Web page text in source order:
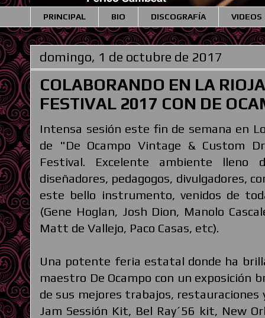
PRINCIPAL BIO DISCOGRAFÍA VIDEOS
domingo, 1 de octubre de 2017
COLABORANDO EN LA
FESTIVAL 2017 CON DE
Intensa sesión este fin de semana en
de "De Ocampo Vintage & Custom
Festival. Excelente ambiente lleno
diseñadores, pedagogos, divulgadores,
este bello instrumento, venidos de
(Gene Hoglan, Josh Dion, Manolo
Matt de Vallejo, Paco Casas, etc).
Una potente feria estatal donde ha
maestro De Ocampo con un exposición
de sus mejores trabajos, restauraciones
Jam Sessión Kit, Bel Ray´56 kit, New